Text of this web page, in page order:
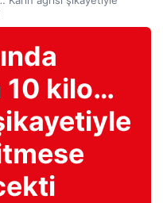
10 kilo…